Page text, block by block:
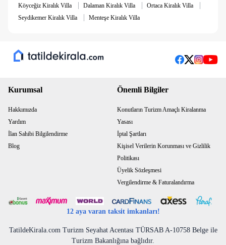
: 10.000 TL Hasar Depozitosu bulunmaktadır. Hasarsızlık
durumunda konaklama sonunda iade edilmektedir.
Şehir Merkezi 7 km
Köyceğiz Kiralık Villa | Dalaman Kiralık Villa | Ortaca Kiralık Villa |
Seydikemer Kiralık Villa | Menteşe Kiralık Villa
Kurumsal
Hakkımızda
Yardım
İlan Sahibi Bilgilendirme
Blog
Önemli Bilgiler
Konutların Turizm Amaçlı Kiralanma
Yasası
İptal Şartları
Kişisel Verilerin Korunması ve Gizlilik
Politikası
Üyelik Sözleşmesi
Vergilendirme & Faturalandırma
12 aya varan taksit imkanları!
TatildeKirala.com Turizm Seyahat Acentası TÜRSAB A-10758 Belge ile
Turizm Bakanlığına bağlıdır.